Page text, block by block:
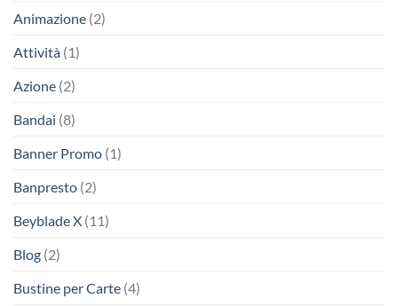
Animazione (2)
Attività (1)
Azione (2)
Bandai (8)
Banner Promo (1)
Banpresto (2)
Beyblade X (11)
Blog (2)
Bustine per Carte (4)